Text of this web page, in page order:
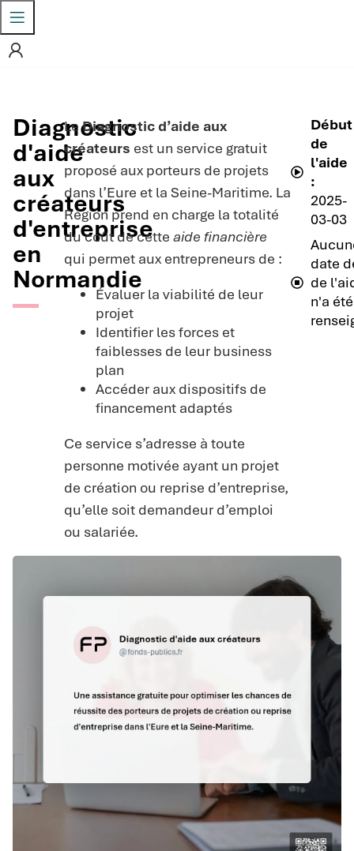
Diagnostic
d'aide
aux
créateurs
d'entreprise
en
Normandie
LeDiagnostic d’aide aux
créateurs est un service gratuit
proposé aux porteurs de projets
dans l’Eure et la Seine-Maritime. La
Région prend en charge la totalité
du coût de cetteaide financière
qui permet aux entrepreneurs de :
Évaluer la viabilité de leur
projet
Identifier les forces et
faiblesses de leur business
plan
Accéder aux dispositifs de
financement adaptés
Ce service s’adresse à toute
personne motivée ayant un projet
de création ou reprise d’entreprise,
qu’elle soit demandeur d’emploi
ou salariée.
Début
de
l'aide
:
2025-
03-03
date
de
n'a été